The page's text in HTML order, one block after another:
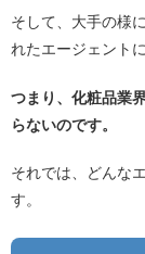
そして、大手の様
れたエージェント
つまり、化粧品業
らないのです。
それでは、どんな
す。